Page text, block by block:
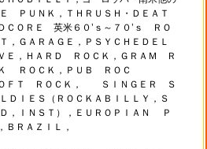
ＰＵＮＫ，ＴＨＲＵＳＨ・ＤＥＡＴ
ＣＯＲＥ 英米６０’ｓ～７０’ｓ ＲＯ
ＧＡＲＡＧＥ，ＰＳＹＣＨＥＤＥＬ
Ｅ，ＨＡＲＤ ＲＯＣＫ，ＧＲＡＭ Ｒ
ＲＯＣＫ，ＰＵＢ ＲＯＣ
ＯＦＴ ＲＯＣＫ， ＳＩＮＧＥＲ Ｓ
ＩＥＳ（ＲＯＣＫＡＢＩＬＬＹ，Ｓ
，ＩＮＳＴ），ＥＵＲＯＰＩＡＮ Ｐ
ＢＲＡＺＩＬ，